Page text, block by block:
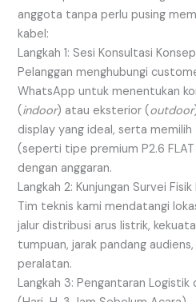
anggota tanpa perlu pusing
kabel:
Langkah 1: Sesi Konsultasi
Pelanggan menghubungi
WhatsApp untuk menentukan
(indoor) atau eksterior (outdoor
display yang ideal, serta
(seperti tipe premium P2.6
dengan anggaran.
Langkah 2: Kunjungan Survei
Tim teknis kami mendatangi
jalur distribusi arus listrik,
tumpuan, jarak pandang
peralatan.
Langkah 3: Pengantaran